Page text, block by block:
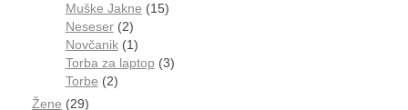
Muške Jakne
15
Neseser 2
Novčanik 1
Torba za laptop
3
Torbe
2
Žene 29